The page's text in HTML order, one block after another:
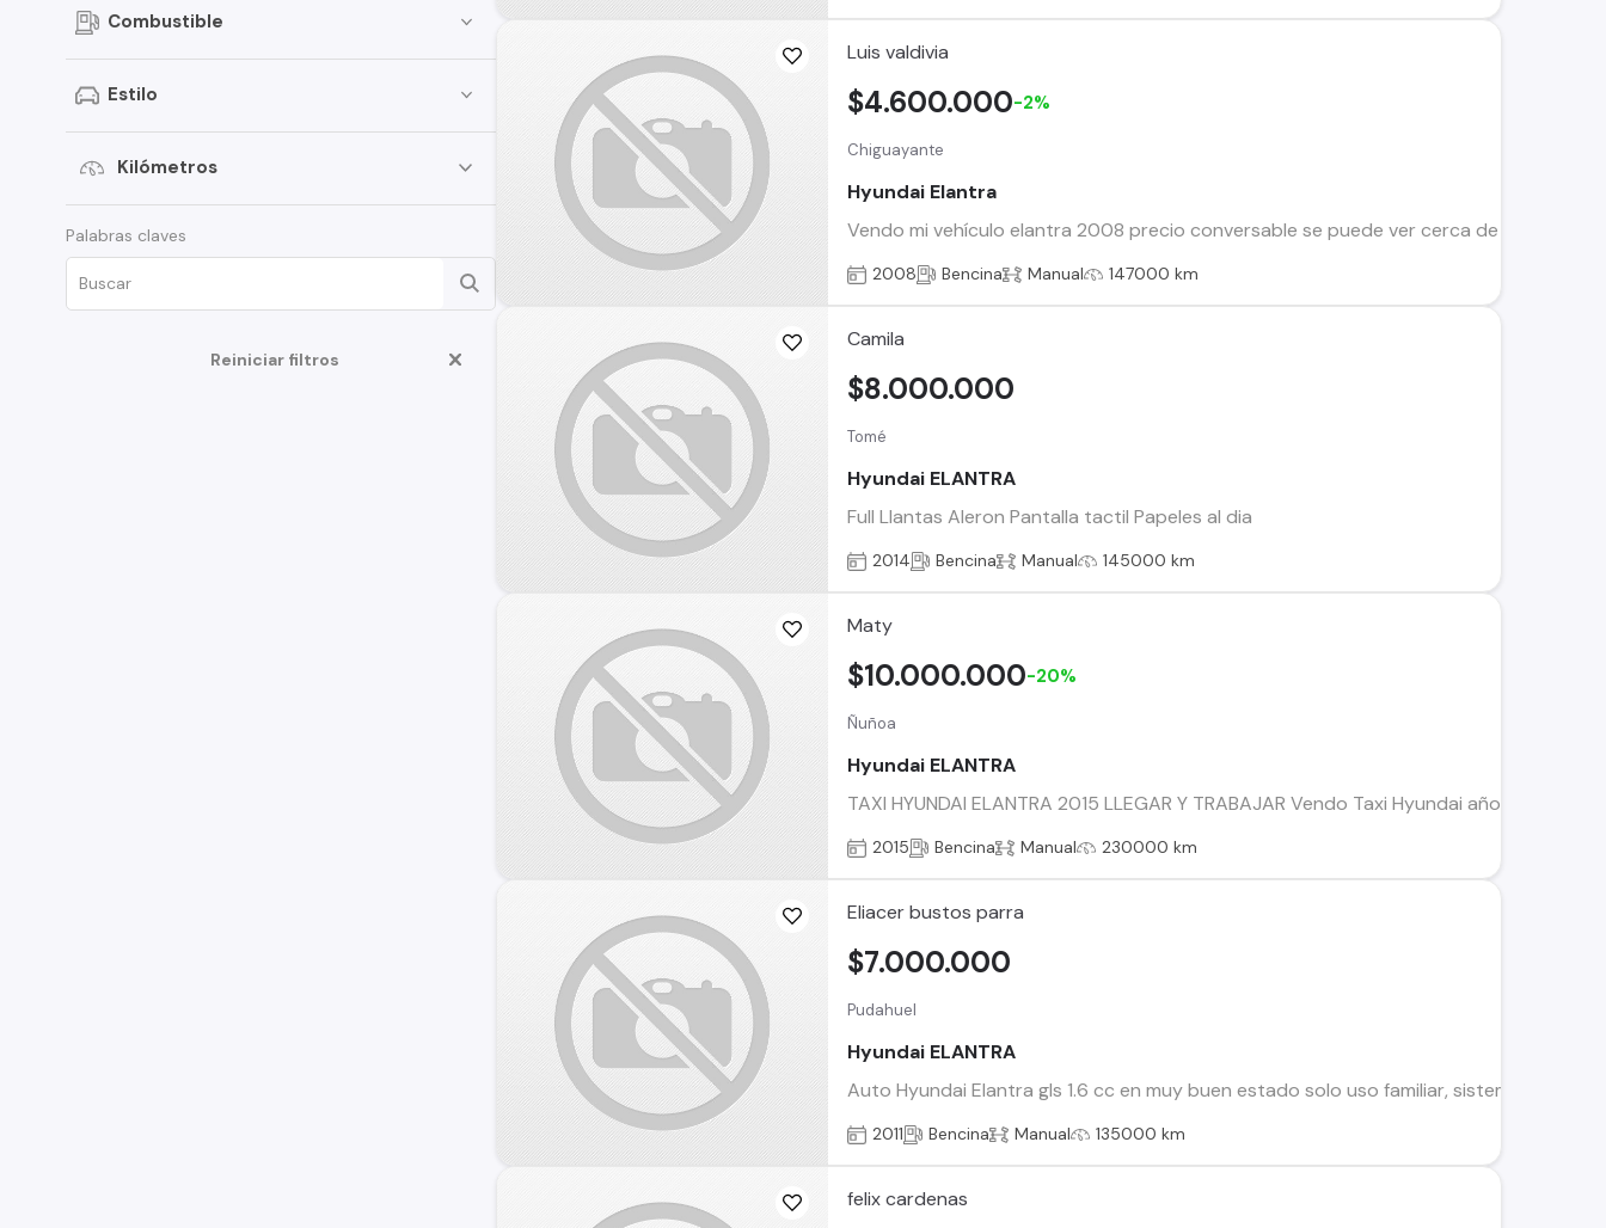
Santamo
i20
Venue
Grand i-10 Sedán
HD35
Combustible
Estilo
Kilómetros
Palabras claves
Reiniciar filtros
Luis valdivia
Chiguayante
Hyundai Elantra
Vendo mi vehículo elantra 2008 precio conversable se puede ver cerca de
$4.600.000-2%
2008 Bencina Manual 147000 km
Camila
Tomé
Hyundai ELANTRA
Full Llantas Aleron Pantalla tactil Papeles al dia
$8.000.000
2014 Bencina Manual 145000 km
Maty
Ñuñoa
Hyundai ELANTRA
TAXI HYUNDAI ELANTRA 2015 LLEGAR Y TRABAJAR Vendo Taxi Hyundai año 2015,
$10.000.000-20%
2015 Bencina Manual 230000 km
Eliacer bustos parra
Pudahuel
Hyundai ELANTRA
Auto Hyundai Elantra gls 1.6 cc en muy buen estado solo uso familiar, sistema de
$7.000.000
2011 Bencina Manual 135000 km
felix cardenas